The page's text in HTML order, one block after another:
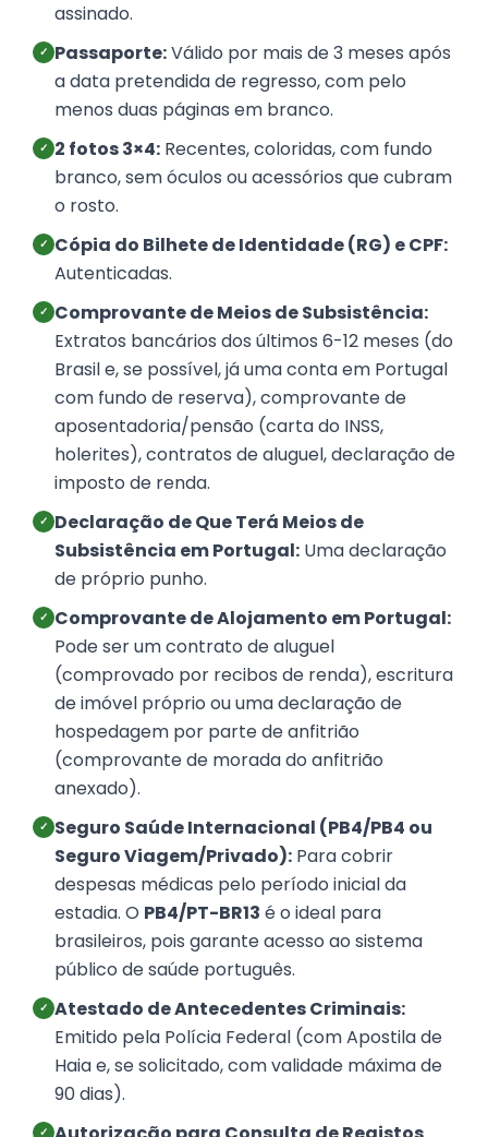
assinado.
✓ Passaporte:Válido por mais de 3 meses após
a data pretendida de regresso, com pelo
menos duas páginas em branco.
✓ 2 fotos 3×4: Recentes, coloridas, com fundo
branco, sem óculos ou acessórios que cubram
o rosto.
✓ Cópia do Bilhete de Identidade (RG) e CPF:
Autenticadas.
✓ Comprovante de Meios de Subsistência:
Extratos bancários dos últimos 6-12 meses (do
Brasil e, se possível, já uma conta em Portugal
com fundo de reserva), comprovante de
aposentadoria/pensão (carta do INSS,
holerites), contratos de aluguel, declaração de
imposto de renda.
✓ Declaração de Que Terá Meios de
Subsistência em Portugal: Uma declaração
de próprio punho.
✓ Comprovante de Alojamento em Portugal:
Pode ser um contrato de aluguel
(comprovado por recibos de renda), escritura
de imóvel próprio ou uma declaração de
hospedagem por parte de anfitrião
(comprovante de morada do anfitrião
anexado).
✓ Seguro Saúde Internacional (PB4/PB4 ou
Seguro Viagem/Privado): Para cobrir
despesas médicas pelo período inicial da
estadia. O PB4/PT-BR13 é o ideal para
brasileiros, pois garante acesso ao sistema
público de saúde português.
✓ Atestado de Antecedentes Criminais:
Emitido pela Polícia Federal (com Apostila de
Haia e, se solicitado, com validade máxima de
90 dias).
✓